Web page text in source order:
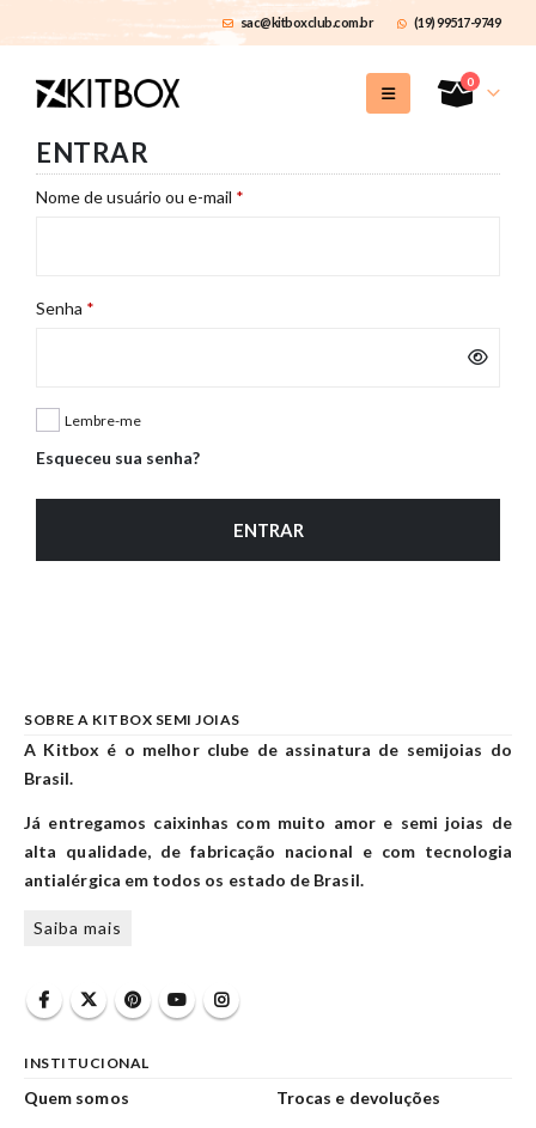
sac@kitboxclub.com.br (19) 99517-9749
0
ENTRAR
Nome de usuário ou e-mail *
Senha *
Lembre-me
Esqueceu sua senha?
ENTRAR
SOBRE A KITBOX SEMI JOIAS
A Kitbox é o melhor clube de assinatura de semijoias do
Brasil.
Já entregamos caixinhas com muito amor e semi joias de
alta qualidade, de fabricação nacional e com tecnologia
antialérgica em todos os estado de Brasil.
Saiba mais
INSTITUCIONAL
Quem somos
Trocas e devoluções